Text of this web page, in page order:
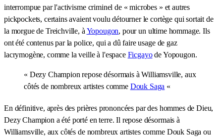
interrompue par l'activisme criminel de « microbes » et autres
pickpockets, certains avaient voulu détourner le cortège qui sortait de
la morgue de Treichville, à Yopougon, pour un ultime hommage. Ils
ont été contenus par la police, qui a dû faire usage de gaz
lacrymogène, comme la veille à l'espace Ficgayode Yopougon.
« Dezy Champion repose désormais à Williamsville, aux
côtés de nombreux artistes comme Douk Saga «
En définitive, après des prières prononcées par des hommes de Dieu,
Dezy Champion a été porté en terre. Il repose désormais à
Williamsville, aux côtés de nombreux artistes comme Douk Saga ou